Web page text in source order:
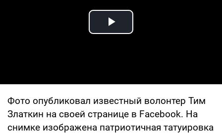
Play Video
Фото опубликовал известный волонтер Тим
Златкин на своей странице в Facebook. На
снимке изображена патриотичная татуировка